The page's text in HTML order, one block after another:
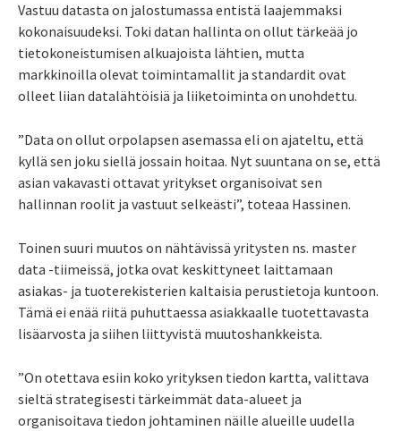
Vastuu datasta on jalostumassa entistä laajemmaksi
kokonaisuudeksi. Toki datan hallinta on ollut tärkeää jo
tietokoneistumisen alkuajoista lähtien, mutta
markkinoilla olevat toimintamallit ja standardit ovat
olleet liian datalähtöisiä ja liiketoiminta on unohdettu.
”Data on ollut orpolapsen asemassa eli on ajateltu, että
kyllä sen joku siellä jossain hoitaa. Nyt suuntana on se, että
asian vakavasti ottavat yritykset organisoivat sen
hallinnan roolit ja vastuut selkeästi”, toteaa Hassinen.
Toinen suuri muutos on nähtävissä yritysten ns. master
data -tiimeissä, jotka ovat keskittyneet laittamaan
asiakas- ja tuoterekisterien kaltaisia perustietoja kuntoon.
Tämä ei enää riitä puhuttaessa asiakkaalle tuotettavasta
lisäarvosta ja siihen liittyvistä muutoshankkeista.
”On otettava esiin koko yrityksen tiedon kartta, valittava
sieltä strategisesti tärkeimmät data-alueet ja
organisoitava tiedon johtaminen näille alueille uudella